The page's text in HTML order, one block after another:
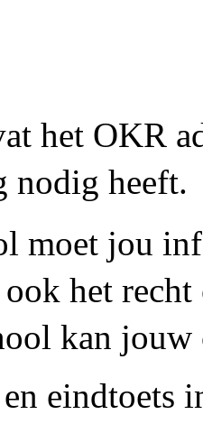
het OKR
nodig heeft.
moet jou
het
kan
eindtoets